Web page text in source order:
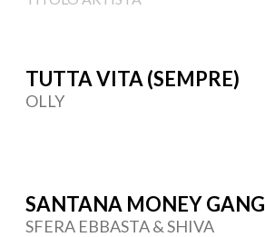
TUTTA VITA (SEMPRE)
OLLY
SANTANA MONEY GANG
SFERA EBBASTA & SHIVA